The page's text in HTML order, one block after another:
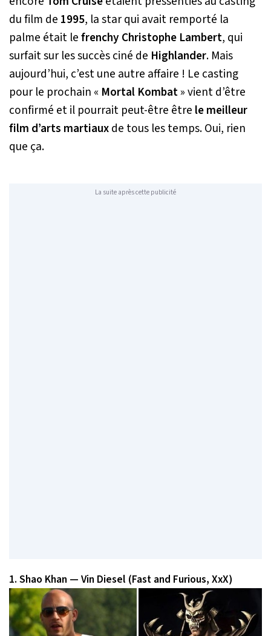
du film de 1995, la star qui avait remporté la
palme était lefrenchy Christophe Lambert, qui
surfait sur les succès ciné de Highlander. Mais
aujourd’hui, c’est une autre affaire ! Le casting
pour le prochain « Mortal Kombat» vient d’être
confirmé et il pourrait peut-être être le meilleur
film d’arts martiauxde tous les temps. Oui, rien
que ça.
La suite après cette publicité
1. Shao Khan — Vin Diesel (Fast and Furious, XxX)